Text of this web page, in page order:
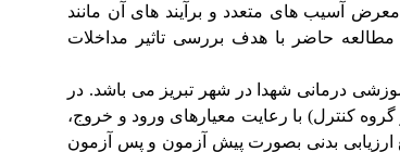
آسیب های متعدد و برآیند های آن مانند
مطالعه حاضر با هدف بررسی تاثیر مداخلات
درمانی شهدا در شهر تبریز می باشد. در
پرستاری اتاق عمل و بخش های ویژه (15 نفر در گروه مداخله و 15 نفر در گروه کنترل) با رعایت معیارهای ورود و خروج،
بدنی بصورت پیش آزمون و پس آزمون